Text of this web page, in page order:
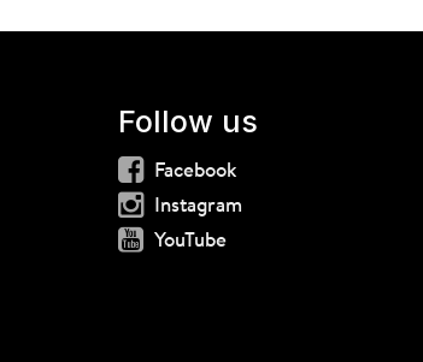
Follow us
Facebook
Instagram
YouTube